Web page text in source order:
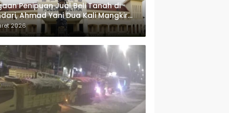
Penipuan Jual Beli Tanah di
Ahmad Yani Dua Kali Mangkir
Panggilan Polda Sultra
2026